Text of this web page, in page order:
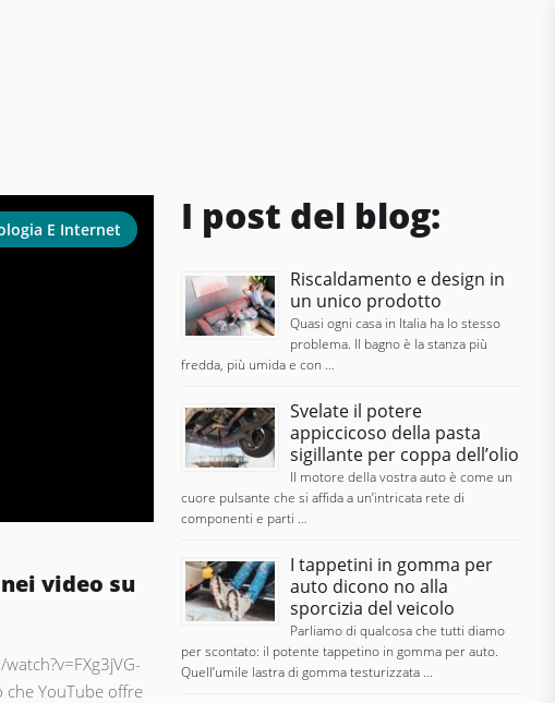
E Internet
video su
YouTube offre
I post del blog:
Riscaldamento e design in
un unico prodotto
Quasi ogni casa in Italia ha lo stesso
problema. Il bagno è la stanza più
fredda, più umida e con …
Svelate il potere
appiccicoso della pasta
sigillante per coppa dell’olio
Il motore della vostra auto è come un
cuore pulsante che si affida a un’intricata rete di
componenti e parti …
I tappetini in gomma per
auto dicono no alla
sporcizia del veicolo
Parliamo di qualcosa che tutti diamo
per scontato: il potente tappetino in gomma per auto.
Quell’umile lastra di gomma testurizzata …